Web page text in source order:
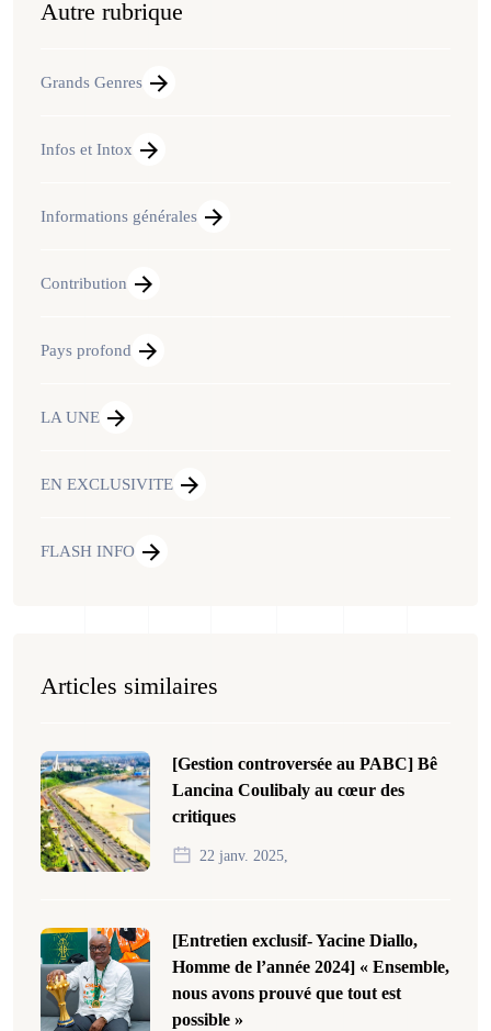
Autre rubrique
Grands Genres
Infos et Intox
Informations générales
Contribution
Pays profond
LA UNE
EN EXCLUSIVITE
FLASH INFO
Articles similaires
[Gestion controversée au PABC] Bê
Lancina Coulibaly au cœur des
critiques
22 janv. 2025,
[Entretien exclusif- Yacine Diallo,
Homme de l’année 2024] « Ensemble,
nous avons prouvé que tout est
possible »